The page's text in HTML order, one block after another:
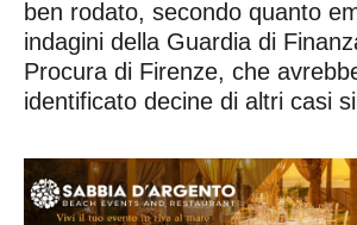
ben rodato, secondo quanto
indagini della Guardia di
Procura di Firenze, che
identificato decine di altri casi